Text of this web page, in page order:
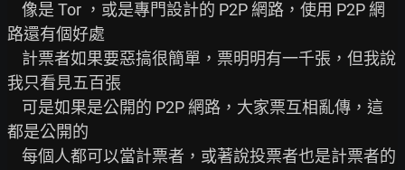
路還有個好處
我只看見五百張
都是公開的